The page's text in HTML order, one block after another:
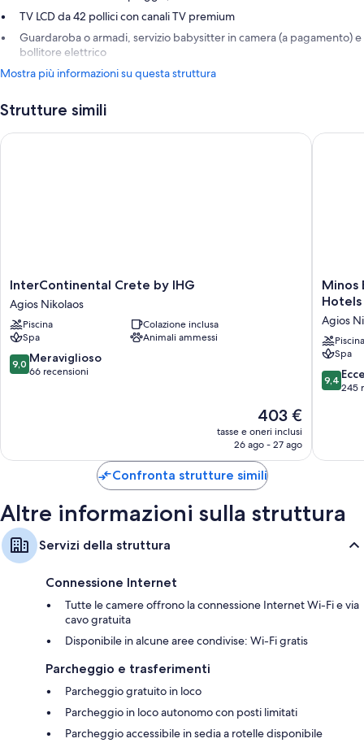
TV LCD da 42 pollici con canali TV premium
Guardaroba o armadi, servizio babysitter in camera (a pagamento) e
bollitore elettrico
Mostra più informazioni su questa struttura
Strutture simili
InterContinental
Crete
by
IHG
Agios
Nikolaos
InterContinental Crete by IHG
Agios Nikolaos
Piscina
Colazione inclusa
Spa
Animali ammessi
9.0
su
9,0 Meraviglioso
66 recensioni
Il
prezzo
attuale
403 €
403 €
tasse e oneri inclusi
26 ago - 27 ago
InterContinental Crete by IHG
Minos
Beach
Hotel,
a
of
Design
Minos
Hotels
Agios
Piscina
Spa
9.4
su
9,4
245
Minos
Confronta strutture simili
Altre informazioni sulla struttura
Servizi della struttura
Connessione Internet
Tutte le camere offrono la connessione Internet Wi-Fi e via
cavo gratuita
Disponibile in alcune aree condivise: Wi-Fi gratis
Parcheggio e trasferimenti
Parcheggio gratuito in loco
Parcheggio in loco autonomo con posti limitati
Parcheggio accessibile in sedia a rotelle disponibile